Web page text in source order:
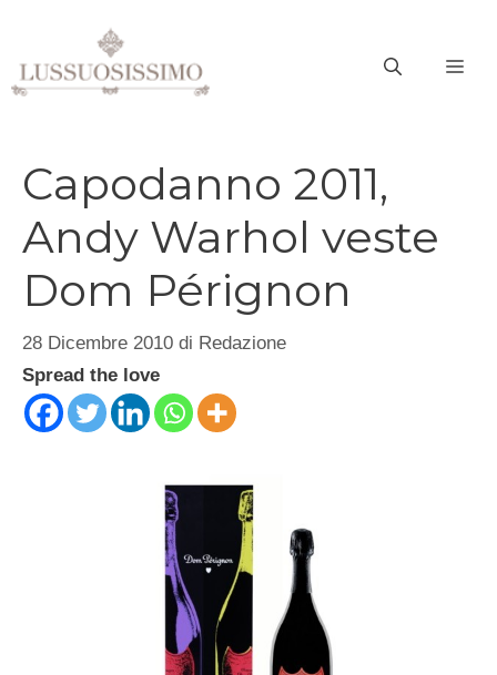
contenuto
Capodanno 2011,
Andy Warhol veste
Dom Pérignon
28 Dicembre 2010 di Redazione
Spread the love